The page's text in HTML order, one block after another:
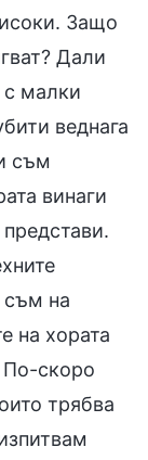
Защо
Дали
с малки
веднага
съм
винаги
съм на
на хората
По-скоро
трябва